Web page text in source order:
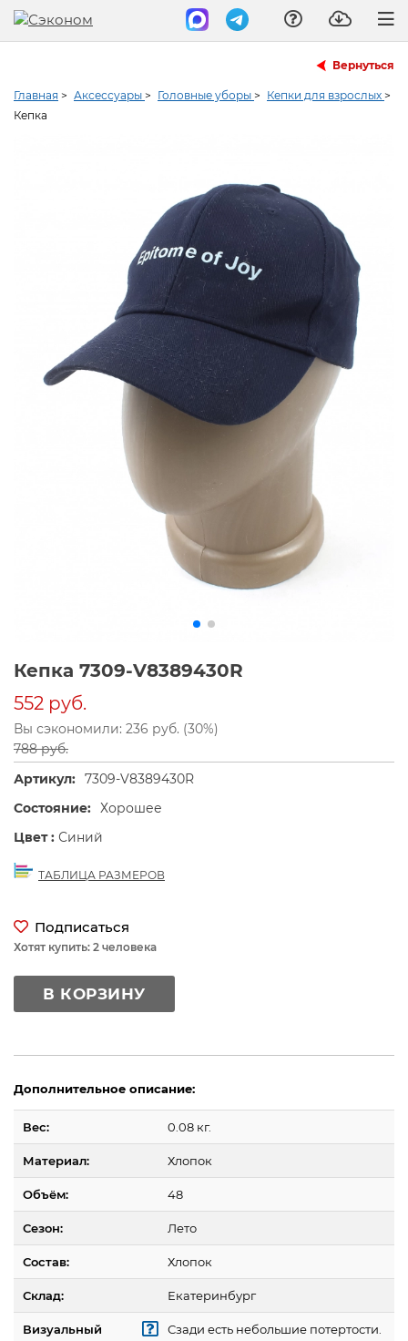
Вернуться
Главная > Аксессуары > Головные уборы > Кепки для взрослых >
Кепка
Кепка 7309-V8389430R
552 руб.
Вы сэкономили: 236 руб. (30%)
788 руб.
Артикул: 7309-V8389430R
Состояние: Хорошее
Цвет : Синий
ТАБЛИЦА РАЗМЕРОВ
Подписаться
Хотят купить: 2 человека
В КОРЗИНУ
Дополнительное описание:
Вес: 0.08 кг.
Материал: Хлопок
Объём: 48
Сезон: Лето
Состав: Хлопок
Склад: Екатеринбург
Визуальный
Сзади есть небольшие потертости.